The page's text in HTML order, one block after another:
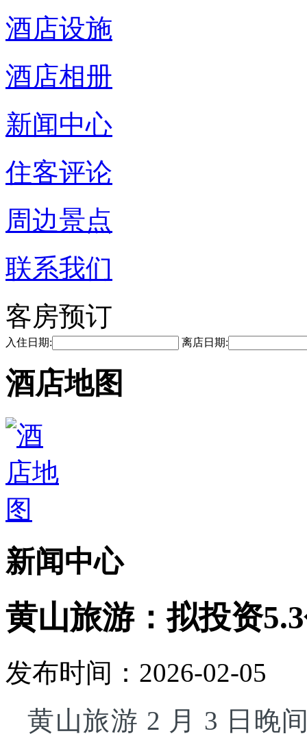
酒店设施
酒店相册
新闻中心
住客评论
周边景点
联系我们
客房预订
入住日期: 离店日期:
酒店地图
新闻中心
黄山旅游：拟投资
发布时间：2026-02-05
黄山旅游 2 月 3 日晚